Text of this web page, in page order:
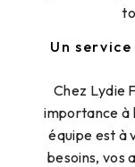
Un
Chez Lydie
importance à
équipe est à
besoins, vos